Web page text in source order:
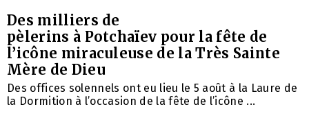
Des milliers de
pèlerins à Potchaïev pour la fête de
l’icône miraculeuse de la Très Sainte
Mère de Dieu
Des offices solennels ont eu lieu le 5 août à la Laure de
la Dormition à l’occasion de la fête de l’icône ...